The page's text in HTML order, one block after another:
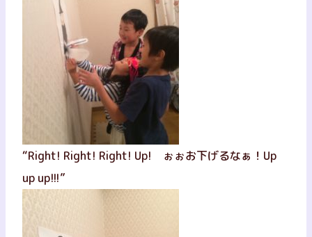
“Right! Right! Right! Up! ぉぉお下げるなぁ！Up
up up!!!”